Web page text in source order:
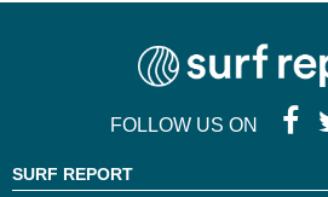
FOLLOW US ON
SURF REPORT